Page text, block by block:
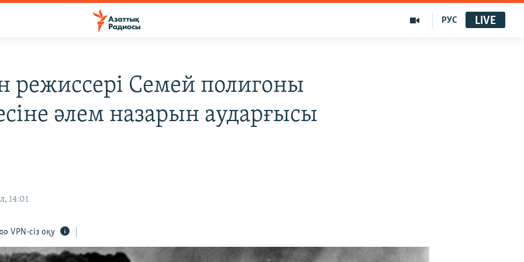
РУС LIVE
режиссері Семей полигоны
әлем назарын аударғысы
14:01
VPN-сіз оқу